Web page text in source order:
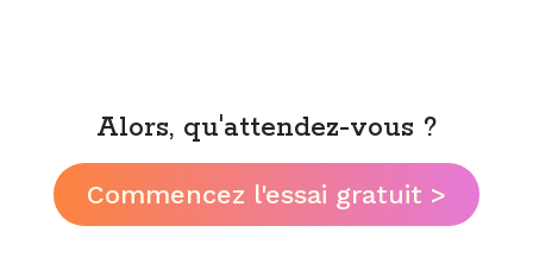
Alors, qu'attendez-vous ?
Commencez l'essai gratuit >